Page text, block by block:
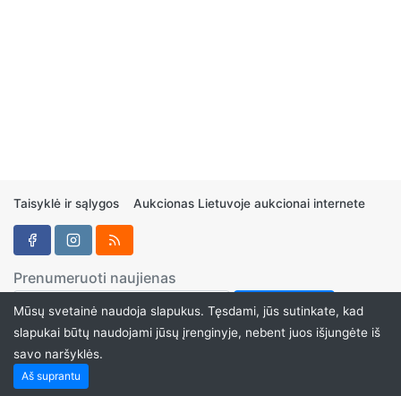
Taisyklė ir sąlygos Aukcionas Lietuvoje aukcionai internete
Prenumeruoti naujienas
Mūsų svetainė naudoja slapukus. Tęsdami, jūs sutinkate, kad
slapukai būtų naudojami jūsų įrenginyje, nebent juos išjungėte iš
savo naršyklės.
Aš suprantu